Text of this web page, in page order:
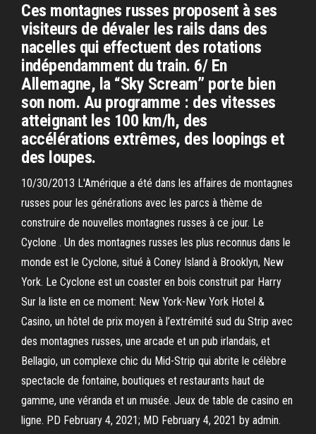
Ces montagnes russes proposent à ses
visiteurs de dévaler les rails dans des
nacelles qui effectuent des rotations
indépendamment du train. 6/ En
Allemagne, la “Sky Scream” porte bien
son nom. Au programme : des vitesses
atteignant les 100 km/h, des
accélérations extrêmes, des loopings et
des loupes.
10/30/2013 L'Amérique a été dans les affaires de montagnes
russes pour les générations avec les parcs à thème de
construire de nouvelles montagnes russes à ce jour. Le
Cyclone . Un des montagnes russes les plus reconnus dans le
monde est le Cyclone, situé à Coney Island à Brooklyn, New
York. Le Cyclone est un coaster en bois construit par Harry
Sur la liste en ce moment: New York-New York Hotel &
Casino, un hôtel de prix moyen à l’extrémité sud du Strip avec
des montagnes russes, une arcade et un pub irlandais, et
Bellagio, un complexe chic du Mid-Strip qui abrite le célèbre
spectacle de fontaine, boutiques et restaurants haut de
gamme, une véranda et un musée. Jeux de table de casino en
ligne. PD February 4, 2021; MD February 4, 2021 by admin.